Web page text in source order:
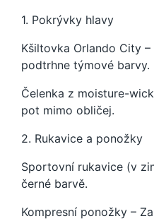
1. Pokrývky hlavy
Kšiltovka Orlando City
podtrhne týmové barvy.
Čelenka z moisture-
pot mimo obličej.
2. Rukavice a ponožky
Sportovní rukavice (v
černé barvě.
Kompresní ponožky –